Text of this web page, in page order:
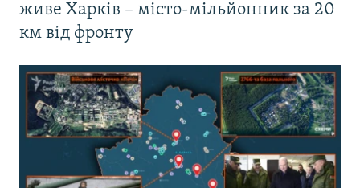
живе Харків – місто-мільйонник за 20
км від фронту